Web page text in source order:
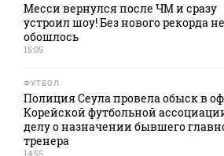
Месси вернулся после ЧМ и сразу
устроил шоу! Без нового рекорда не
обошлось
15:05
ФУТБОЛ
Полиция Сеула провела обыск в
Корейской футбольной
делу о назначении бывшего
тренера
14:55